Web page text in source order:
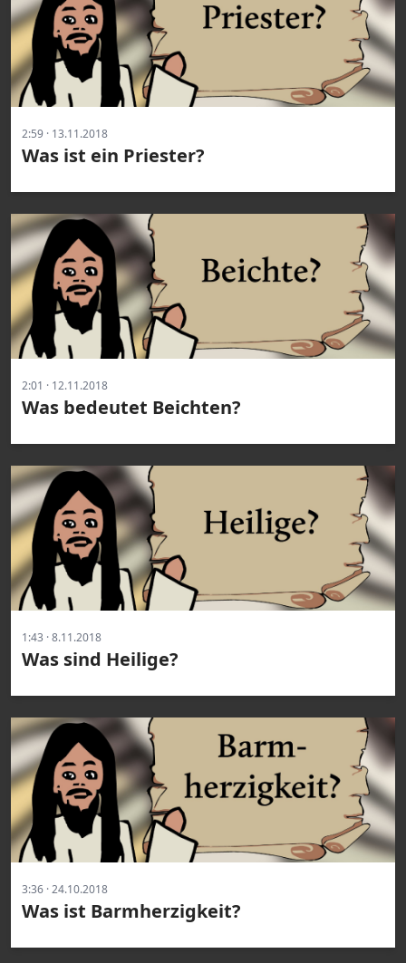
2:59 · 13.11.2018
Was ist ein Priester?
2:01 · 12.11.2018
Was bedeutet Beichten?
1:43 · 8.11.2018
Was sind Heilige?
3:36 · 24.10.2018
Was ist Barmherzigkeit?